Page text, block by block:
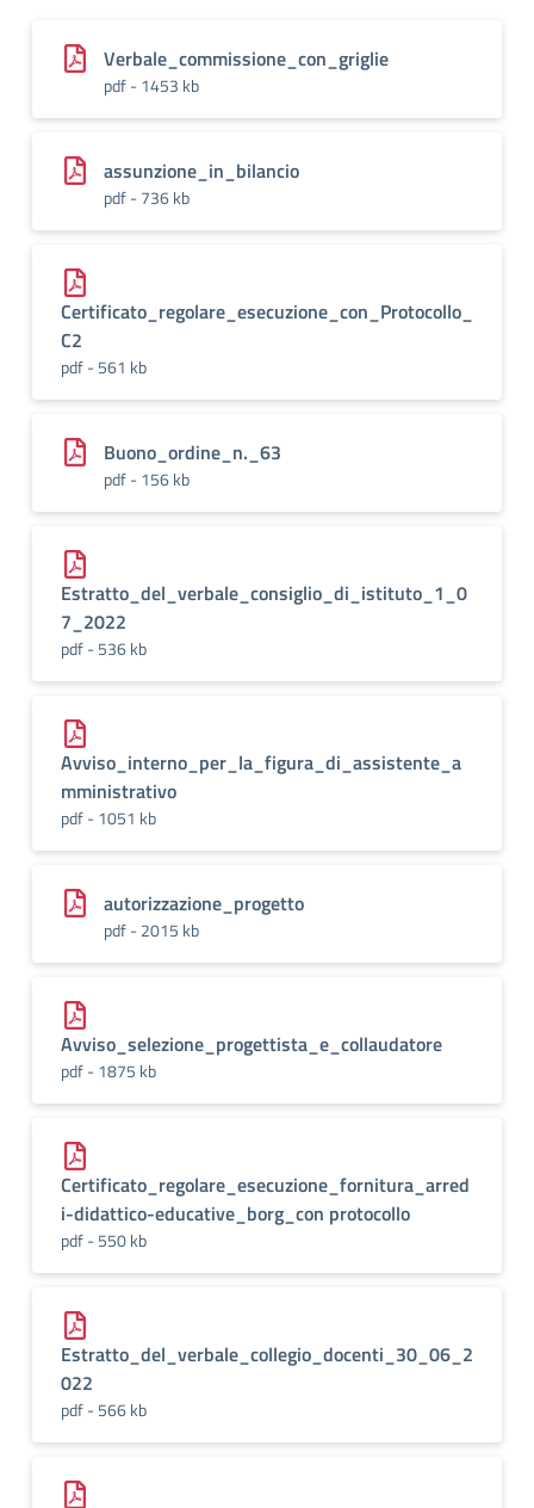
Verbale_commissione_con_griglie
pdf - 1453 kb
assunzione_in_bilancio
pdf - 736 kb
Certificato_regolare_esecuzione_con_Protocollo_
C2
pdf - 561 kb
Buono_ordine_n._63
pdf - 156 kb
Estratto_del_verbale_consiglio_di_istituto_1_0
7_2022
pdf - 536 kb
Avviso_interno_per_la_figura_di_assistente_a
mministrativo
pdf - 1051 kb
autorizzazione_progetto
pdf - 2015 kb
Avviso_selezione_progettista_e_collaudatore
pdf - 1875 kb
Certificato_regolare_esecuzione_fornitura_arred
i-didattico-educative_borg_con protocollo
pdf - 550 kb
Estratto_del_verbale_collegio_docenti_30_06_2
022
pdf - 566 kb